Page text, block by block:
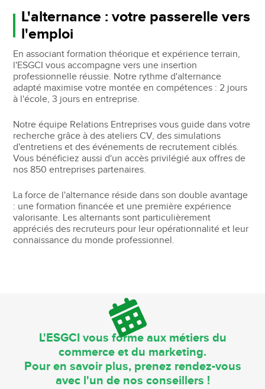
L'alternance : votre passerelle vers
l'emploi
En associant formation théorique et expérience terrain,
l'ESGCI vous accompagne vers une insertion
professionnelle réussie. Notre rythme d'alternance
adapté maximise votre montée en compétences : 2 jours
à l'école, 3 jours en entreprise.
Notre équipe Relations Entreprises vous guide dans votre
recherche grâce à des ateliers CV, des simulations
d'entretiens et des événements de recrutement ciblés.
Vous bénéficiez aussi d'un accès privilégié aux offres de
nos 850 entreprises partenaires.
La force de l'alternance réside dans son double avantage
: une formation financée et une première expérience
valorisante. Les alternants sont particulièrement
appréciés des recruteurs pour leur opérationnalité et leur
connaissance du monde professionnel.
L'ESGCI vous forme aux métiers du
commerce et du marketing.
Pour en savoir plus, prenez rendez-vous
avec l'un de nos conseillers !